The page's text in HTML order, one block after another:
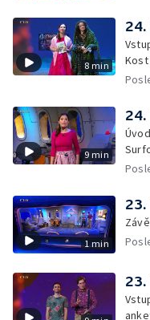
8 min
Kost
9 min
1 min